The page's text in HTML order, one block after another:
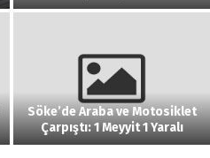
Söke’de Araba ve Motosiklet
Çarpıştı: 1 Meyyit 1 Yaralı